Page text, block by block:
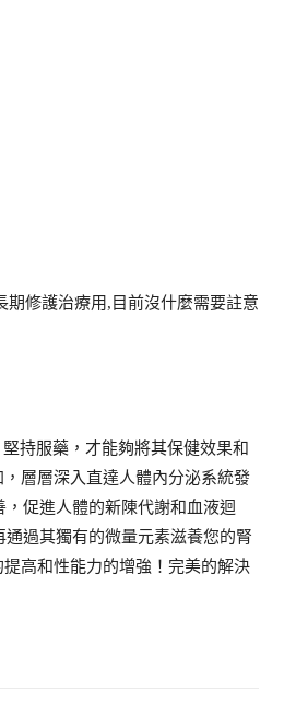
期修護治療用,目前沒什麼需要註意
持服藥，才能夠將其保健效果和
層層深入直達人體內分泌系統發
促進人體的新陳代謝和血液迴
過其獨有的微量元素滋養您的腎
高和性能力的增強！完美的解決